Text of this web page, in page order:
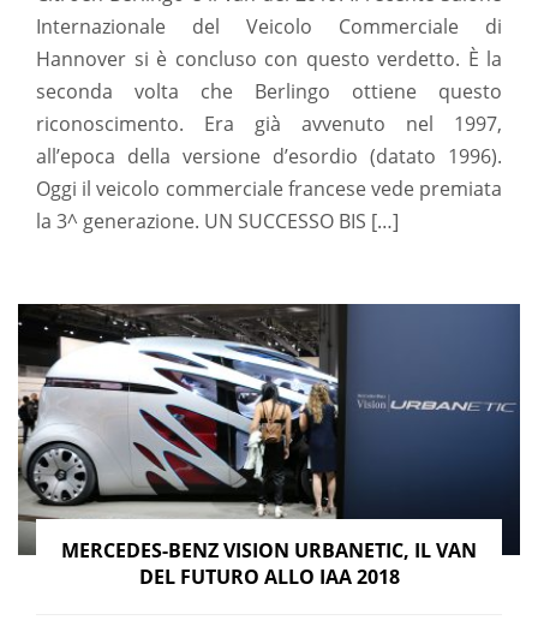
Internazionale del Veicolo Commerciale di
Hannover si è concluso con questo verdetto. È la
seconda volta che Berlingo ottiene questo
riconoscimento. Era già avvenuto nel 1997,
all’epoca della versione d’esordio (datato 1996).
Oggi il veicolo commerciale francese vede premiata
la 3^ generazione. UN SUCCESSO BIS […]
MERCEDES-BENZ VISION URBANETIC, IL VAN
DEL FUTURO ALLO IAA 2018